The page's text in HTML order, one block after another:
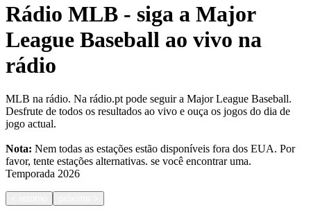
Rádio MLB - siga a Major
League Baseball ao vivo na
rádio
MLB na rádio. Na rádio.pt pode seguir a Major League Baseball.
Desfrute de todos os resultados ao vivo e ouça os jogos do dia de
jogo actual.
Nota: Nem todas as estações estão disponíveis fora dos EUA. Por
favor, tente estações alternativas. se você encontrar uma.
Temporada 2026